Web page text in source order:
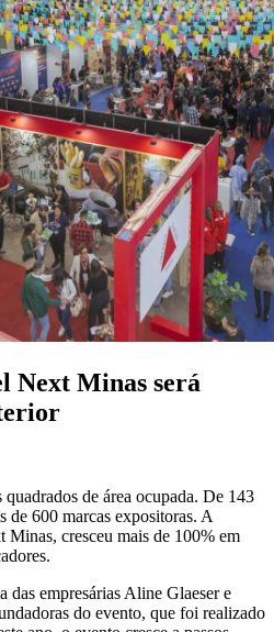
Next Minas será
de área ocupada. De 143
de 600 marcas expositoras. A
Minas, cresceu mais de 100% em
das empresárias Aline Glaeser e
do evento, que foi realizado